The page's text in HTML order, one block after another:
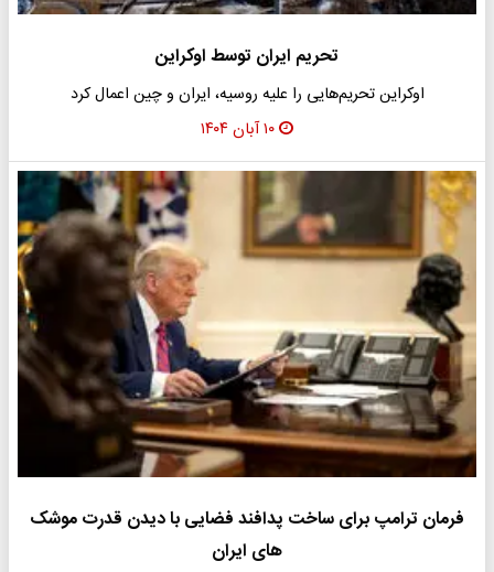
تحریم ایران توسط اوکراین
اوکراین تحریم‌هایی را علیه روسیه، ایران و چین اعمال کرد
۱۰ آبان ۱۴۰۴
فرمان ترامپ برای ساخت پدافند فضایی با دیدن قدرت موشک
های ایران